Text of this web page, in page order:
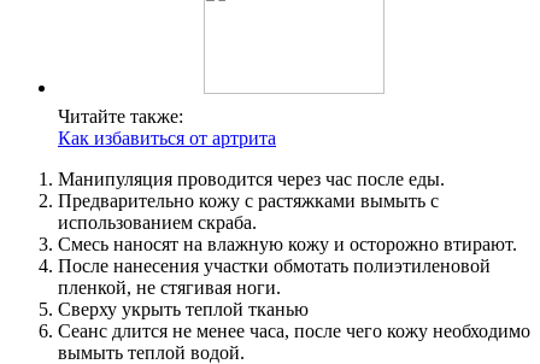
Читайте также:
Как избавиться от артрита
Манипуляция проводится через час после еды.
Предварительно кожу с растяжками вымыть с
использованием скраба.
Смесь наносят на влажную кожу и осторожно втирают.
После нанесения участки обмотать полиэтиленовой
пленкой, не стягивая ноги.
Сверху укрыть теплой тканью
Сеанс длится не менее часа, после чего кожу необходимо
вымыть теплой водой.